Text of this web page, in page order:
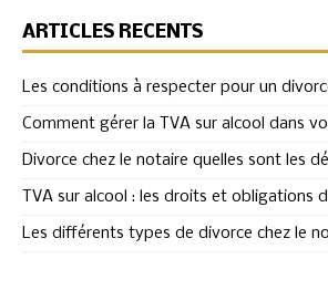
ARTICLES RÉCENTS
Les conditions à respecter pour un
Comment gérer la TVA sur alcool dans
Divorce chez le notaire quelles sont les
TVA sur alcool : les droits et obligations
Les différents types de divorce chez le